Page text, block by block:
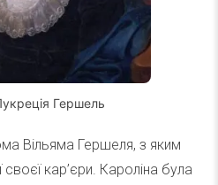
Гершель
Вільяма Гершеля, з яким
кар’єри. Кароліна була